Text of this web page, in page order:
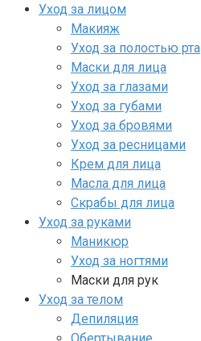
Уход за лицом
Макияж
Уход за полостью рта
Маски для лица
Уход за глазами
Уход за губами
Уход за бровями
Уход за ресницами
Крем для лица
Масла для лица
Скрабы для лица
Уход за руками
Маникюр
Уход за ногтями
Маски для рук
Уход за телом
Депиляция